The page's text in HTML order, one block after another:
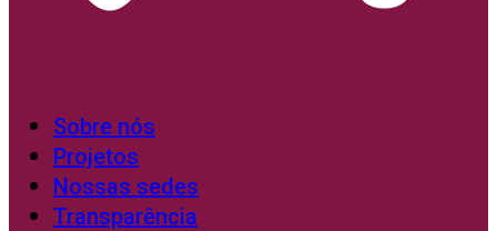
Sobre nós
Projetos
Nossas sedes
Transparência